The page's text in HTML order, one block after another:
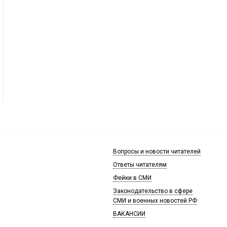
Вопросы и новости читателей
Ответы читателям
Фейки в СМИ
Законодательство в сфере
СМИ и военных новостей РФ
ВАКАНСИИ